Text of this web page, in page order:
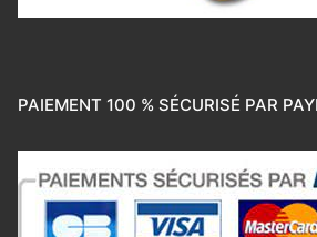
PAIEMENT 100 % SÉCURISÉ PAR